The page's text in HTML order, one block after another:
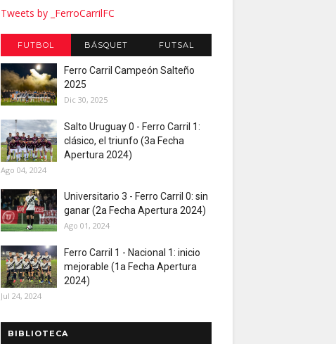
Tweets by _FerroCarrilFC
FUTBOL BÁSQUET FUTSAL
Ferro Carril Campeón Salteño
2025
Dic 30, 2025
Salto Uruguay 0 - Ferro Carril 1:
clásico, el triunfo (3a Fecha
Apertura 2024)
Ago 04, 2024
Universitario 3 - Ferro Carril 0: sin
ganar (2a Fecha Apertura 2024)
Ago 01, 2024
Ferro Carril 1 - Nacional 1: inicio
mejorable (1a Fecha Apertura
2024)
Jul 24, 2024
BIBLIOTECA